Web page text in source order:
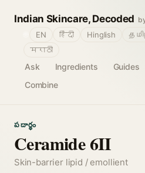
Indian Skincare, Decoded
Ask Ingredients Guides
Combine
EN हिंदी Hinglish
मराठी
పదార్థం
Ceramide 6II
Skin-barrier lipid / emollient